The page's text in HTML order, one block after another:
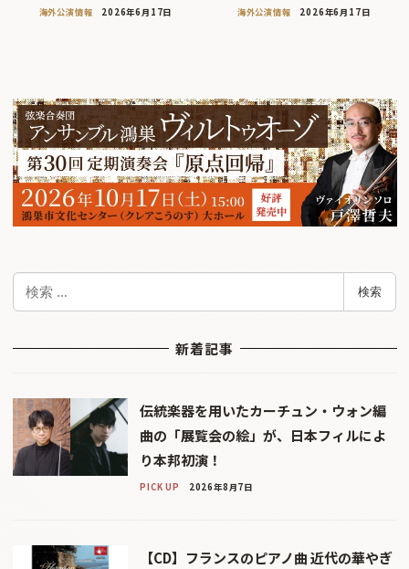
海外公演情報 2026年6月17日 海外公演情報 2026年6月17日
検索
新着記事
伝統楽器を用いたカーチュン・ウォン編
曲の「展覧会の絵」が、日本フィルによ
り本邦初演！
PICK UP 2026年8月7日
【CD】フランスのピアノ曲 近代の華やぎ